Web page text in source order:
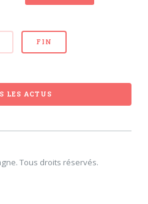
FIN
LES ACTUS
Tous droits réservés.